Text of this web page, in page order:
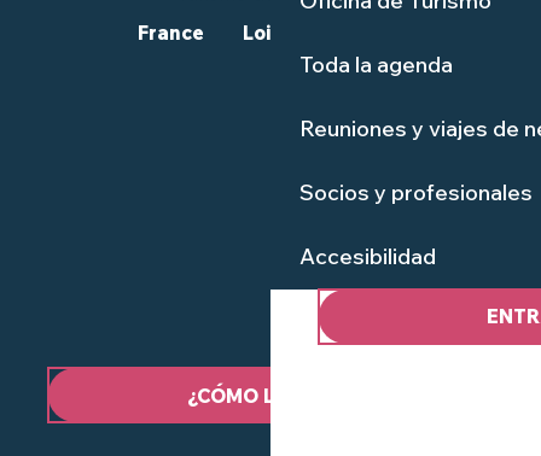
Toda la agenda
Reuniones y viajes de
Socios y profesionales
Accesibilidad
¿CÓMO LLEGAR?
France Loire-Atlantique